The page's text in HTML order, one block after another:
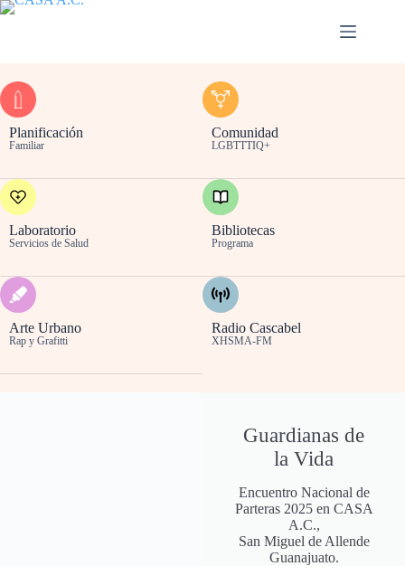
Planificación
Familiar
Comunidad
LGBTTTIQ+
Laboratorio
Servicios de Salud
Bibliotecas
Programa
Arte Urbano
Rap y Grafitti
Radio Cascabel
XHSMA-FM
Guardianas de
la Vida
Encuentro Nacional de
Parteras 2025 en CASA
A.C.,
San Miguel de Allende
Guanajuato.